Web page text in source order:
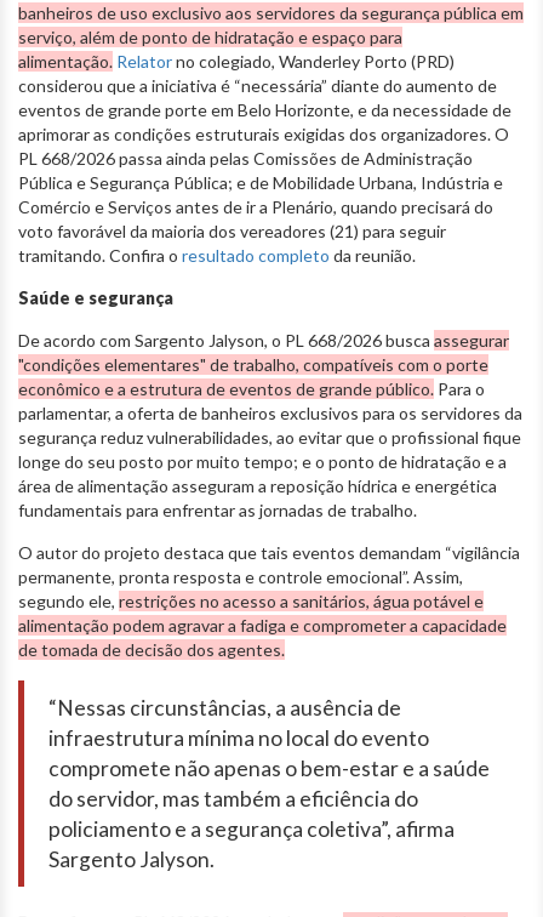
banheiros de uso exclusivo aos servidores da segurança pública em
serviço, além deponto de hidratação e espaço para
alimentação. Relatorno colegiado, Wanderley Porto (PRD)
considerou que a iniciativa é “necessária” diante do aumento de
eventos de grande porte em Belo Horizonte, e da necessidade de
aprimorar as condições estruturais exigidas dos organizadores. O
PL 668/2026 passa ainda pelas Comissões de Administração
Pública e Segurança Pública; e de Mobilidade Urbana, Indústria e
Comércio e Serviços antes de ir a Plenário, quando precisará do
voto favorável da maioria dos vereadores (21) para seguir
tramitando. Confira o resultado completo da reunião.
Saúde e segurança
De acordo com Sargento Jalyson, o PL 668/2026 busca assegurar
"condições elementares" de trabalho, compatíveis com o porte
econômico e a estrutura de eventos de grande público. Para o
parlamentar, a oferta de banheiros exclusivos para os servidores da
segurança reduz vulnerabilidades, ao evitar que o profissional fique
longe do seu posto por muito tempo; e o ponto de hidratação e a
área de alimentação asseguram a reposição hídrica e energética
fundamentais para enfrentar as jornadas de trabalho.
O autor do projeto destaca que tais eventos demandam “vigilância
permanente, pronta resposta e controle emocional”. Assim,
segundo ele, restrições no acesso a sanitários, água potável e
alimentação podem agravar a fadiga e comprometer a capacidade
de tomada de decisão dos agentes.
“Nessas circunstâncias, a ausência de
infraestrutura mínima no local do evento
compromete não apenas o bem-estar e a saúde
do servidor, mas também a eficiência do
policiamento e a segurança coletiva”, afirma
Sargento Jalyson.